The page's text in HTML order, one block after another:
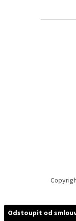
Odstoupit od